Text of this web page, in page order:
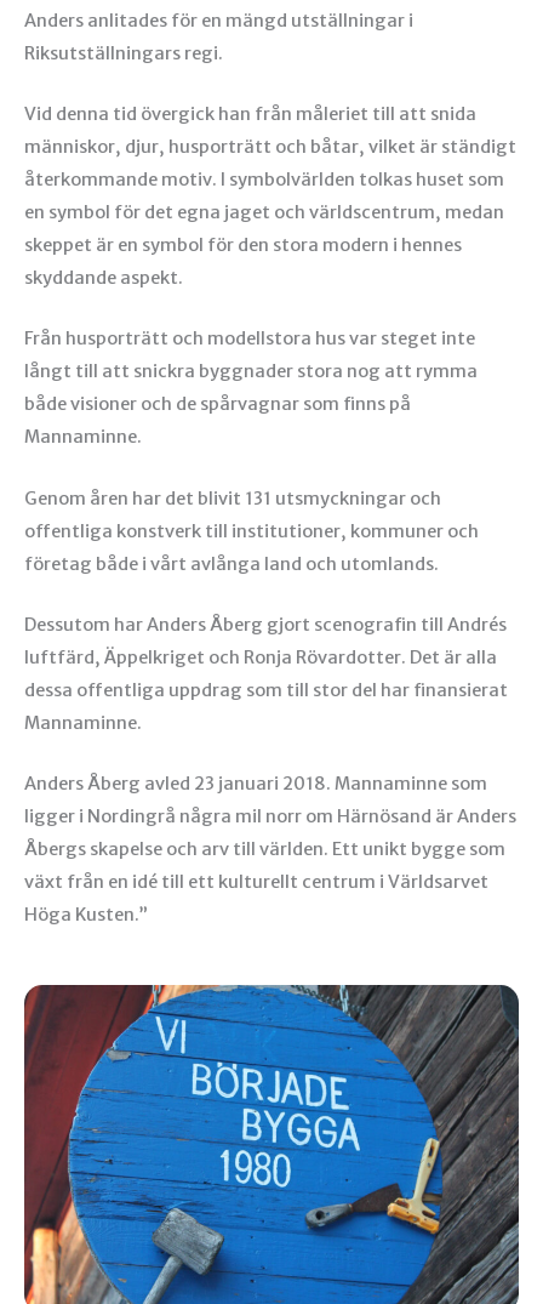
Anders anlitades för en mängd utställningar i
Riksutställningars regi.
Vid denna tid övergick han från måleriet till att snida
människor, djur, husporträtt och båtar, vilket är ständigt
återkommande motiv. I symbolvärlden tolkas huset som
en symbol för det egna jaget och världscentrum, medan
skeppet är en symbol för den stora modern i hennes
skyddande aspekt.
Från husporträtt och modellstora hus var steget inte
långt till att snickra byggnader stora nog att rymma
både visioner och de spårvagnar som finns på
Mannaminne.
Genom åren har det blivit 131 utsmyckningar och
offentliga konstverk till institutioner, kommuner och
företag både i vårt avlånga land och utomlands.
Dessutom har Anders Åberg gjort scenografin till Andrés
luftfärd, Äppelkriget och Ronja Rövardotter. Det är alla
dessa offentliga uppdrag som till stor del har finansierat
Mannaminne.
Anders Åberg avled 23 januari 2018. Mannaminne som
ligger i Nordingrå några mil norr om Härnösand är Anders
Åbergs skapelse och arv till världen. Ett unikt bygge som
växt från en idé till ett kulturellt centrum i Världsarvet
Höga Kusten.”